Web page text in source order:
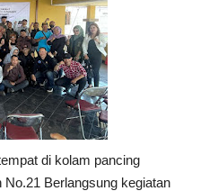
di kolam pancing
Berlangsung kegiatan